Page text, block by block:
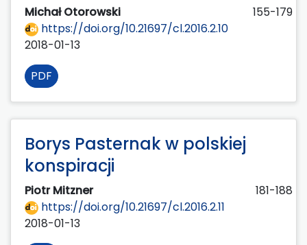
Michał Otorowski
155-179
https://doi.org/10.21697/cl.2016.2.10
2018-01-13
PDF
Borys Pasternak w polskiej
konspiracji
Piotr Mitzner
181-188
https://doi.org/10.21697/cl.2016.2.11
2018-01-13